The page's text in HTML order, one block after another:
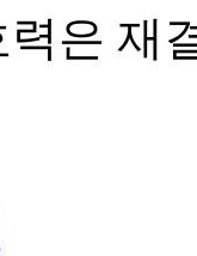
은 재